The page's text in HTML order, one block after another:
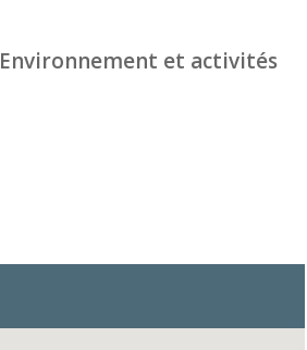
Environnement et activités